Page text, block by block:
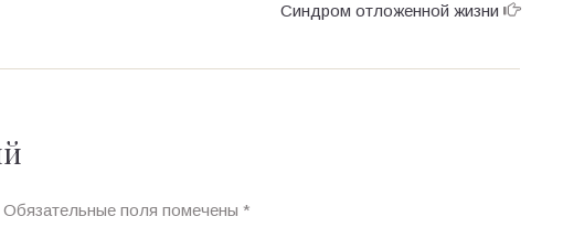
Синдром отложенной жизни
Обязательные поля помечены *